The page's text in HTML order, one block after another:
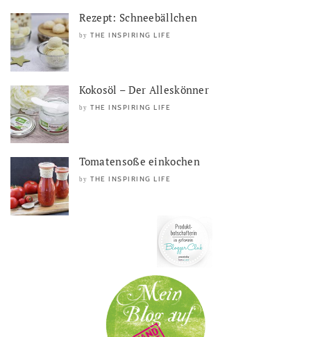
Rezept: Schneebällchen
by THE INSPIRING LIFE
Kokosöl – Der Alleskönner
by THE INSPIRING LIFE
Tomatensoße einkochen
by THE INSPIRING LIFE